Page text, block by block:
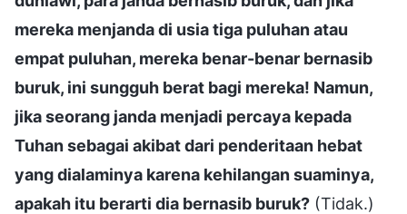
mereka menjanda di usia tiga puluhan atau
empat puluhan, mereka benar-benar bernasib
buruk, ini sungguh berat bagi mereka! Namun,
jika seorang janda menjadi percaya kepada
Tuhan sebagai akibat dari penderitaan hebat
yang dialaminya karena kehilangan suaminya,
apakah itu berarti dia bernasib buruk? (Tidak.)